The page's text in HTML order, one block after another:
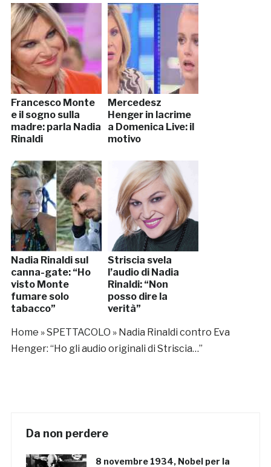
Francesco Monte
e il sogno sulla
madre: parla Nadia
Rinaldi
Mercedesz
Henger in lacrime
a Domenica Live: il
motivo
Nadia Rinaldi sul
canna-gate: “Ho
visto Monte
fumare solo
tabacco”
Striscia svela
l’audio di Nadia
Rinaldi: “Non
posso dire la
verità”
Home »SPETTACOLO » Nadia Rinaldi contro Eva
Henger: “Ho gli audio originali di Striscia…”
Da non perdere
8 novembre 1934, Nobel per la